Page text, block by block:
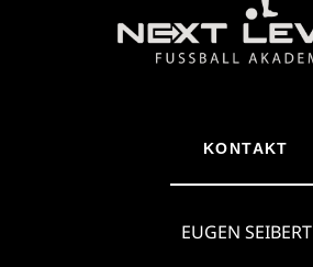
KONTAKT
EUGEN SEIBERT